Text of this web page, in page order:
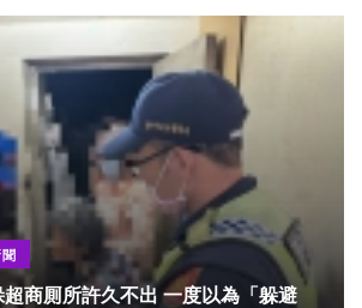
許久不出 一度以為「躲避